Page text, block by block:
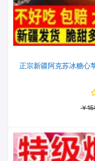
正宗新疆阿克苏冰糖心
￥